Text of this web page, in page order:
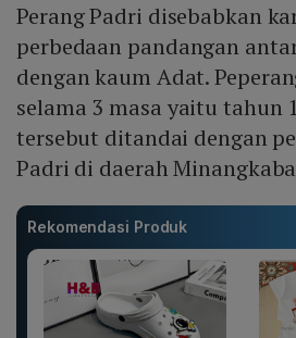
Perang Padri disebabkan
perbedaan pandangan
dengan kaum Adat.
selama 3 masa yaitu tahun
tersebut ditandai dengan
Padri di daerah
Rekomendasi Produk